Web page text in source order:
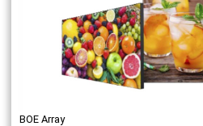
BOE Array